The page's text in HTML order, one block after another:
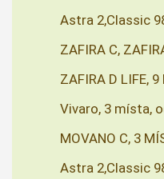
Astra 2,Classic
ZAFIRA C,
ZAFIRA D LIFE,
Vivaro, 3 místa,
MOVANO C, 3
Astra 2,Classic